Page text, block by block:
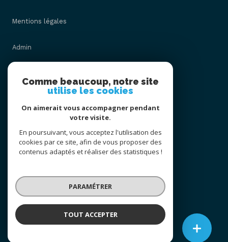
Mentions légales
Admin
Réalisé par
Comme beaucoup, notre site
utilise les cookies
On aimerait vous accompagner pendant
votre visite.
En poursuivant, vous acceptez l'utilisation des
cookies par ce site, afin de vous proposer des
contenus adaptés et réaliser des statistiques !
PARAMÉTRER
TOUT ACCEPTER